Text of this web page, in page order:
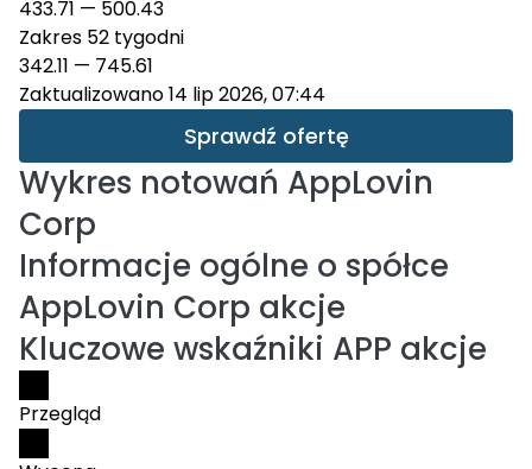
433.71 — 500.43
Zakres 52 tygodni
342.11 — 745.61
Zaktualizowano 14 lip 2026, 07:44
Sprawdź ofertę
Wykres notowań AppLovin
Corp
Informacje ogólne o spółce
AppLovin Corp akcje
Kluczowe wskaźniki APP akcje
Przegląd